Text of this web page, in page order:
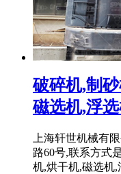
破碎机,制
磁选机,浮
上海轩世机械有
路60号,联系方式
机,烘干机,磁选机